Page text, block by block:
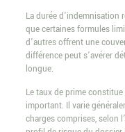
La durée d’indemnisation
que certaines formules
d’autres offrent une
différence peut s’avérer
longue.
Le taux de prime
important. Il varie
charges comprises, selon